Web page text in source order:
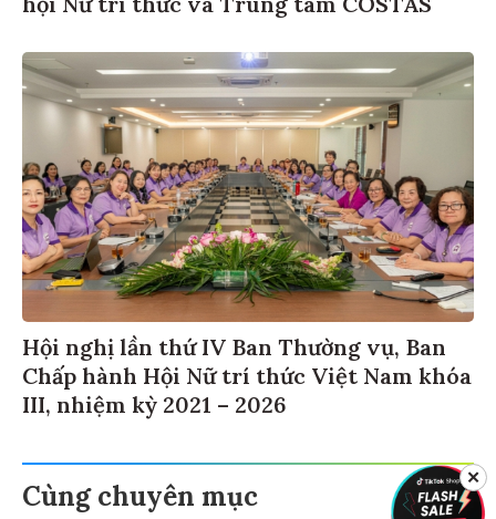
hội Nữ trí thức và Trung tâm COSTAS
Hội nghị lần thứ IV Ban Thường vụ, Ban
Chấp hành Hội Nữ trí thức Việt Nam khóa
III, nhiệm kỳ 2021 – 2026
Cùng chuyên mục
✕